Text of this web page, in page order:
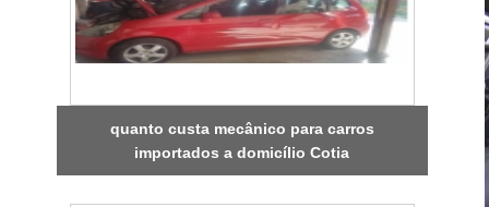
quanto custa mecânico para carros
importados a domicílio Cotia